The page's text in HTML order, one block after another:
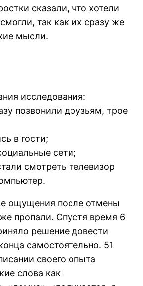
сказали, что хотели
так как их сразу же
мысли.
исследования:
позвонили друзьям, трое
в гости;
сети;
смотреть телевизор
ощущения после отмены
пропали. Спустя время 6
решение довести
самостоятельно. 51
своего опыта
слова как